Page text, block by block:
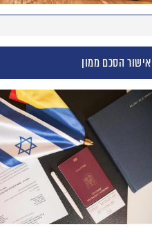
אישור הסכם ממון